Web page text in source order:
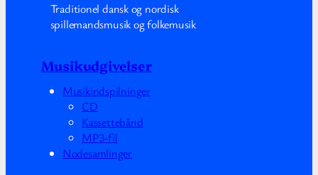
Traditionel dansk og nordisk
spillemandsmusik og folkemusik
Musikudgivelser
Musikindspilninger
CD
Kassettebånd
MP3-fil
Nodesamlinger